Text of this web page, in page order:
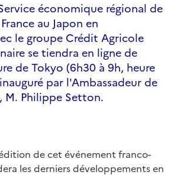
économique régional de
au Japon en
le groupe Crédit Agricole
se tiendra en ligne de
de Tokyo (6h30 à 9h, heure
par l'Ambassadeur de
M. Philippe Setton.
de cet événement franco-
les derniers développements en